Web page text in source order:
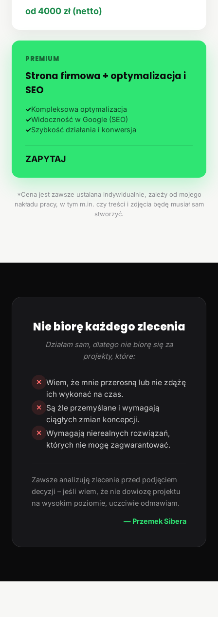
od 4000 zł (netto)
PREMIUM
Strona firmowa + optymalizacja i
SEO
✓Kompleksowa optymalizacja
✓Widoczność w Google (SEO)
✓Szybkość działania i konwersja
ZAPYTAJ
*Cena jest zawsze ustalana indywidualnie, zależy od mojego
nakładu pracy, w tym m.in. czy treści i zdjęcia będę musiał sam
stworzyć.
Nie biorę każdego zlecenia
Działam sam, dlatego nie biorę się za
projekty, które:
✕ Wiem, że mnie przerosną lub nie zdążę
ich wykonać na czas.
✕
Są źle przemyślane i wymagają
ciągłych zmian koncepcji.
✕ Wymagają nierealnych rozwiązań,
których nie mogę zagwarantować.
Zawsze analizuję zlecenie przed podjęciem
decyzji – jeśli wiem, że nie dowiozę projektu
na wysokim poziomie, uczciwie odmawiam.
— Przemek Sibera